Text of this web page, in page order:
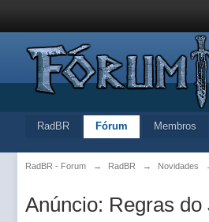
RadBR Fórum Membros
RadBR - Forum → RadBR → Novidades
Anúncio: Regras do